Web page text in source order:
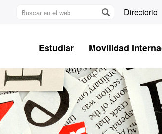
Buscar
Directorio
Estudiar Movilidad